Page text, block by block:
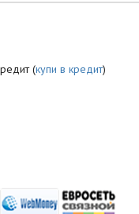
(купи в кредит)